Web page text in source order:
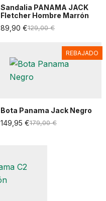
Sandalia PANAMA JACK
Fletcher Hombre Marrón
89,90 €129,00 €
Bota Panama Jack Negro
149,95 €179,00 €
REBAJADO